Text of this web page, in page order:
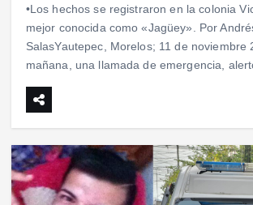
•Los hechos se registraron en la colonia
mejor conocida como «Jagüey». Por
SalasYautepec, Morelos; 11 de noviembre
mañana, una llamada de emergencia,